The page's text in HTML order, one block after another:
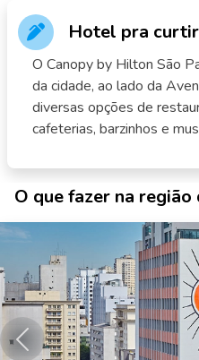
Hotel pra
O Canopy by Hilton São
da cidade, ao lado da
diversas opções de
cafeterias, barzinhos e
O que fazer na
Anterior